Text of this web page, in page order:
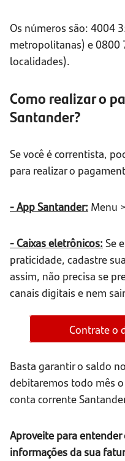
Os números são: 4004
metropolitanas) e 0800
localidades).
Como realizar o
Santander?
Se você é correntista,
para realizar o
- App Santander: Menu
- Caixas eletrônicos: Se
praticidade, cadastre
assim, não precisa se
canais digitais e nem
Contrate o
Basta garantir o saldo
debitaremos todo mês
conta corrente
Aproveite para
informações da sua